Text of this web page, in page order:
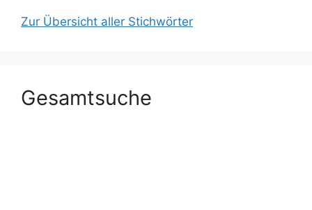
Zur Übersicht aller Stichwörter
Gesamtsuche